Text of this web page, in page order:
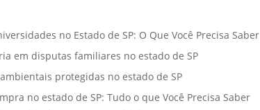
no Estado de SP: O Que Você Precisa Saber
em disputas familiares no estado de SP
protegidas no estado de SP
no estado de SP: Tudo o que Você Precisa Saber